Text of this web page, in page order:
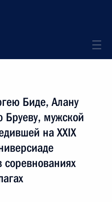
Биде, Алану
Бруеву, мужской
на XXIX